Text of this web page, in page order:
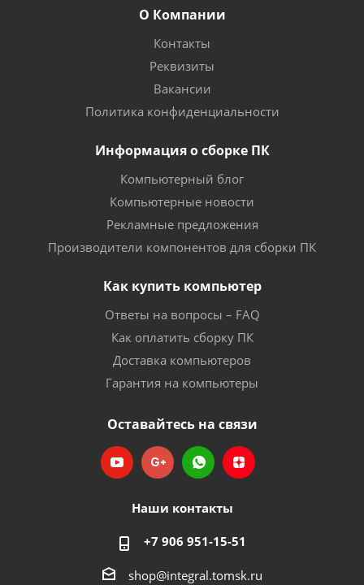
О Компании
Контакты
Реквизиты
Вакансии
Политика конфиденциальности
Информация о сборке ПК
Компьютерный блог
Компьютерные новости
Рекламные предложения
Производители компонентов для сборки ПК
Как купить компьютер
Ответы на вопросы – FAQ
Как оплатить сборку ПК
Доставка компьютеров
Гарантия на компьютеры
Оставайтесь на связи
Наши контакты
+7 906 951-15-51
shop@integral.tomsk.ru